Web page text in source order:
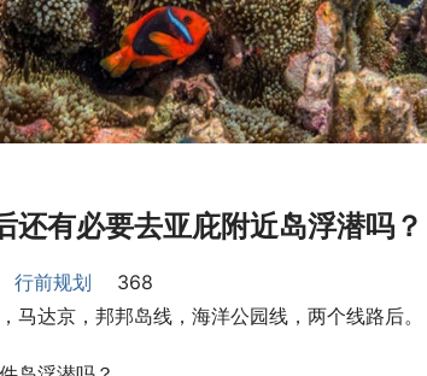
还有必要去亚庇附近岛浮潜吗？
行前规划
368
马达京，邦邦岛线，海洋公园线，两个线路后。